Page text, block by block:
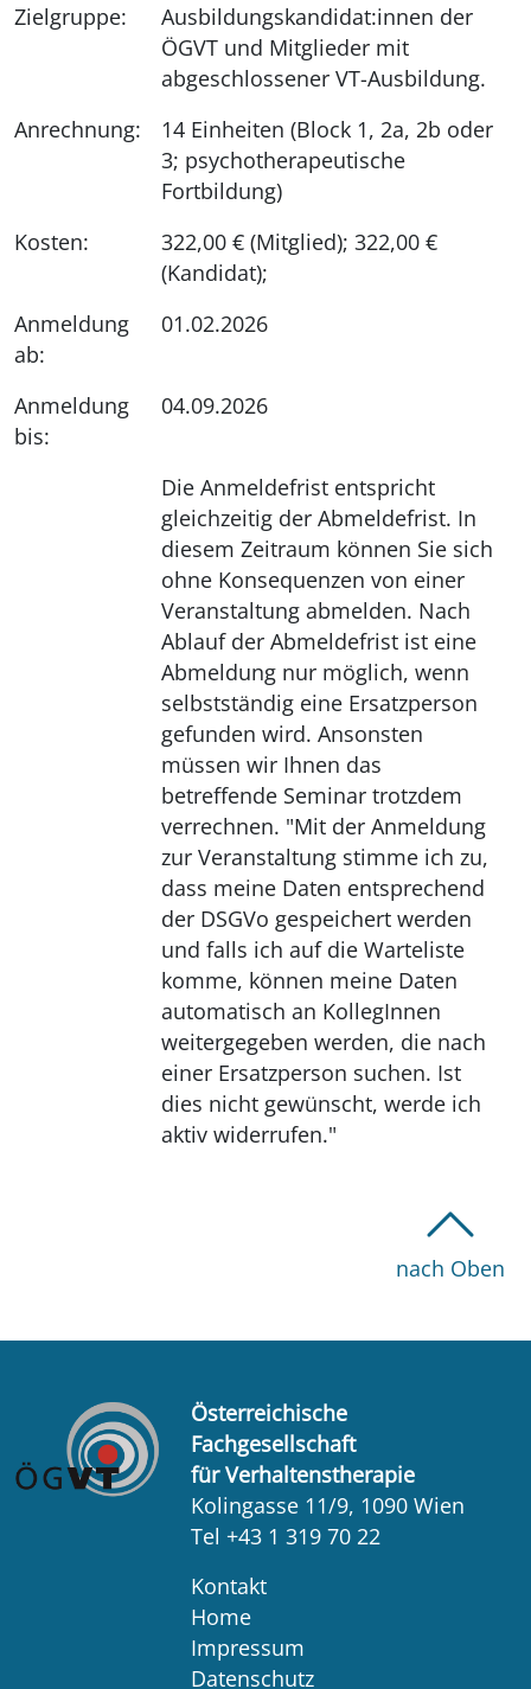
Zielgruppe:
Ausbildungskandidat:innen der
ÖGVT und Mitglieder mit
abgeschlossener VT-Ausbildung.
Anrechnung:
14 Einheiten (Block 1, 2a, 2b oder
3; psychotherapeutische
Fortbildung)
Kosten:
322,00 € (Mitglied); 322,00 €
(Kandidat);
Anmeldung
ab:
01.02.2026
Anmeldung
bis:
04.09.2026
Die Anmeldefrist entspricht
gleichzeitig der Abmeldefrist. In
diesem Zeitraum können Sie sich
ohne Konsequenzen von einer
Veranstaltung abmelden. Nach
Ablauf der Abmeldefrist ist eine
Abmeldung nur möglich, wenn
selbstständig eine Ersatzperson
gefunden wird. Ansonsten
müssen wir Ihnen das
betreffende Seminar trotzdem
verrechnen. "Mit der Anmeldung
zur Veranstaltung stimme ich zu,
dass meine Daten entsprechend
der DSGVo gespeichert werden
und falls ich auf die Warteliste
komme, können meine Daten
automatisch an KollegInnen
weitergegeben werden, die nach
einer Ersatzperson suchen. Ist
dies nicht gewünscht, werde ich
aktiv widerrufen."
nach Oben
Österreichische
Fachgesellschaft
für Verhaltenstherapie
Kolingasse 11/9, 1090 Wien
Tel +43 1 319 70 22
Kontakt
Home
Impressum
Datenschutz